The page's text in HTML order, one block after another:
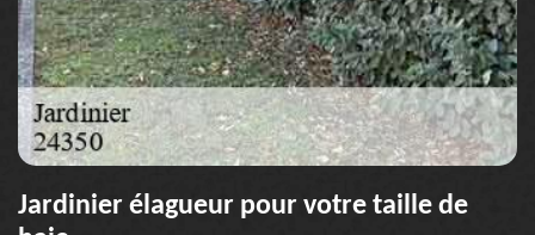
Jardinier élagueur pour votre taille de